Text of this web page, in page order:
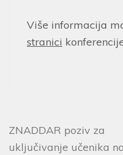
Više informacija
stranici
ZNADDAR poziv za
uključivanje učenika na